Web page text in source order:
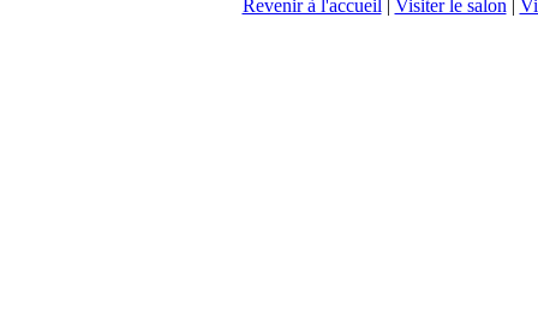
Revenir à l'accueil| Visiter le salon|